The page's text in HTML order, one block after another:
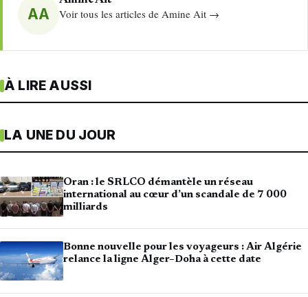
AA Voir tous les articles de Amine Ait →
À LIRE AUSSI
LA UNE DU JOUR
Oran : le SRLCO démantèle un réseau
international au cœur d’un scandale de 7 000
milliards
Bonne nouvelle pour les voyageurs : Air Algérie
relance la ligne Alger–Doha à cette date